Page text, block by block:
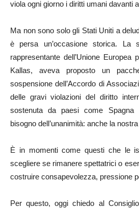
viola ogni giorno i diritti umani davanti
Ma non sono solo gli Stati Uniti a
è persa un’occasione storica. La
rappresentante dell’Unione Europea
Kallas, aveva proposto un
sospensione dell’Accordo di
delle gravi violazioni del diritto
sostenuta da paesi come
bisogno dell’unanimità: anche la
È in momenti come questi che le
scegliere se rimanere spettatrici o
costruire consapevolezza, pressione
Per questo, oggi chiedo al